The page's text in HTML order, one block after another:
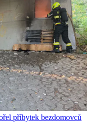
příbytek bezdomovců